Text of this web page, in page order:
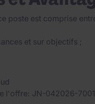
poste est comprise
et sur objectifs ;
l'offre JN-042026-